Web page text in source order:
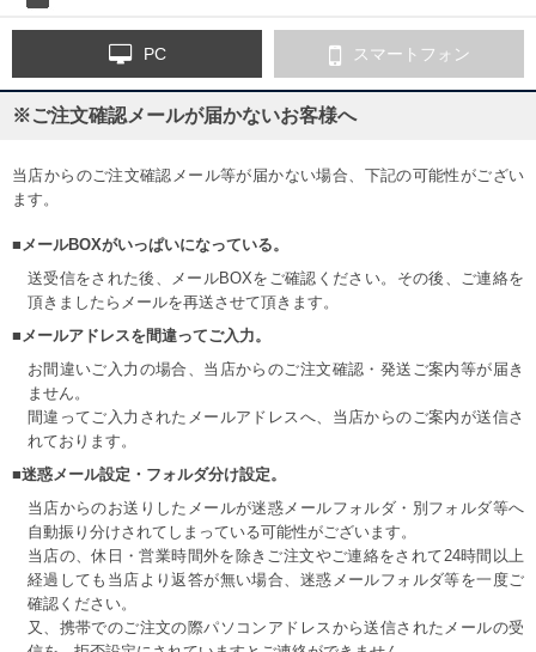
PC スマートフォン
※ご注文確認メールが届かないお客様へ
当店からのご注文確認メール等が届かない場合、下記の可能性がござい
ます。
■メールBOXがいっぱいになっている。
送受信をされた後、メールBOXをご確認ください。その後、ご連絡を
頂きましたらメールを再送させて頂きます。
■メールアドレスを間違ってご入力。
お間違いご入力の場合、当店からのご注文確認・発送ご案内等が届き
ません。
間違ってご入力されたメールアドレスへ、当店からのご案内が送信さ
れております。
■迷惑メール設定・フォルダ分け設定。
当店からのお送りしたメールが迷惑メールフォルダ・別フォルダ等へ
自動振り分けされてしまっている可能性がございます。
当店の、休日・営業時間外を除きご注文やご連絡をされて24時間以上
経過しても当店より返答が無い場合、迷惑メールフォルダ等を一度ご
確認ください。
又、携帯でのご注文の際パソコンアドレスから送信されたメールの受